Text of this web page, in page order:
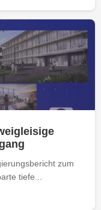
zum
tiefe...